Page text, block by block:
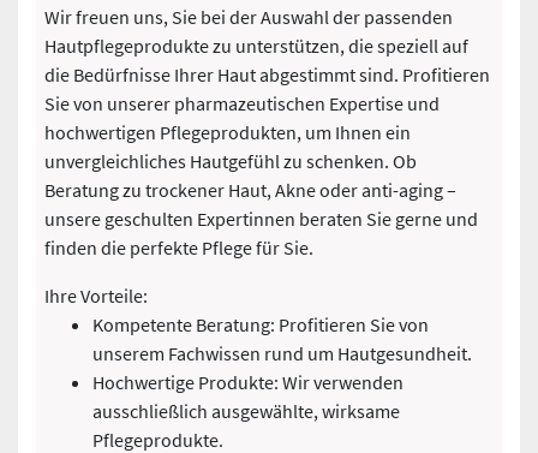
Wir freuen uns, Sie bei der Auswahl der passenden
Hautpflegeprodukte zu unterstützen, die speziell auf
die Bedürfnisse Ihrer Haut abgestimmt sind. Profitieren
Sie von unserer pharmazeutischen Expertise und
hochwertigen Pflegeprodukten, um Ihnen ein
unvergleichliches Hautgefühl zu schenken. Ob
Beratung zu trockener Haut, Akne oder anti-aging –
unsere geschulten Expertinnen beraten Sie gerne und
finden die perfekte Pflege für Sie.
Ihre Vorteile:
Kompetente Beratung: Profitieren Sie von
unserem Fachwissen rund um Hautgesundheit.
Hochwertige Produkte: Wir verwenden
ausschließlich ausgewählte, wirksame
Pflegeprodukte.